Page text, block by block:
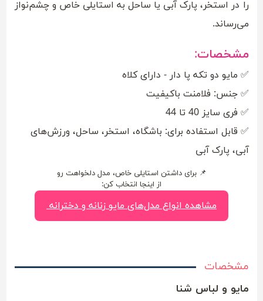
را در استخر، پارک آبی یا ساحل به استایلی خاص و چشم‌نواز
می‌رساند.
مشخصات:
✅ مایو دو تکه پا دار - دارای کلاه
✅ جنس: فلامنت باکیفیت
✅ فری سایز 40 تا 44
✅ قابل استفاده برای: باشگاه، استخر، ساحل، ورزش‌های
آبی، پارک آبی
📌 برای داشتن استایلی خاص، مدل دلخواهت رو
از اینجا انتخاب کن:
مشاهده انواع مدل‌های مایو زنانه و دخترانه
مشخصات
مایو و لباس شنا